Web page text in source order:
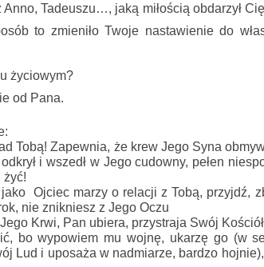
Tadeuszu…, jaką miłością obdarzył
to zmieniło Twoje nastawienie do
życiowym?
od Pana.
Tobą! Zapewnia, że krew Jego Syna
i wszedł w Jego cudowny, pełen
żyć!
Ojciec marzy o relacji z Tobą, przyjdź,
nie znikniesz z Jego Oczu
Krwi, Pan ubiera, przystraja Swój
bo wypowiem mu wojnę, ukarzę go (w
Lud i uposaża w nadmiarze, bardzo